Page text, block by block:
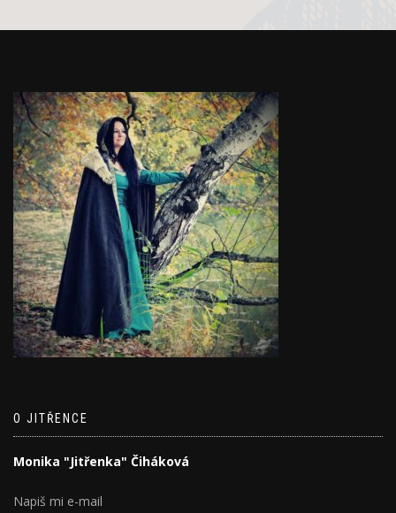
O JITŘENCE
Monika "Jitřenka" Čiháková
Napiš mi e-mail